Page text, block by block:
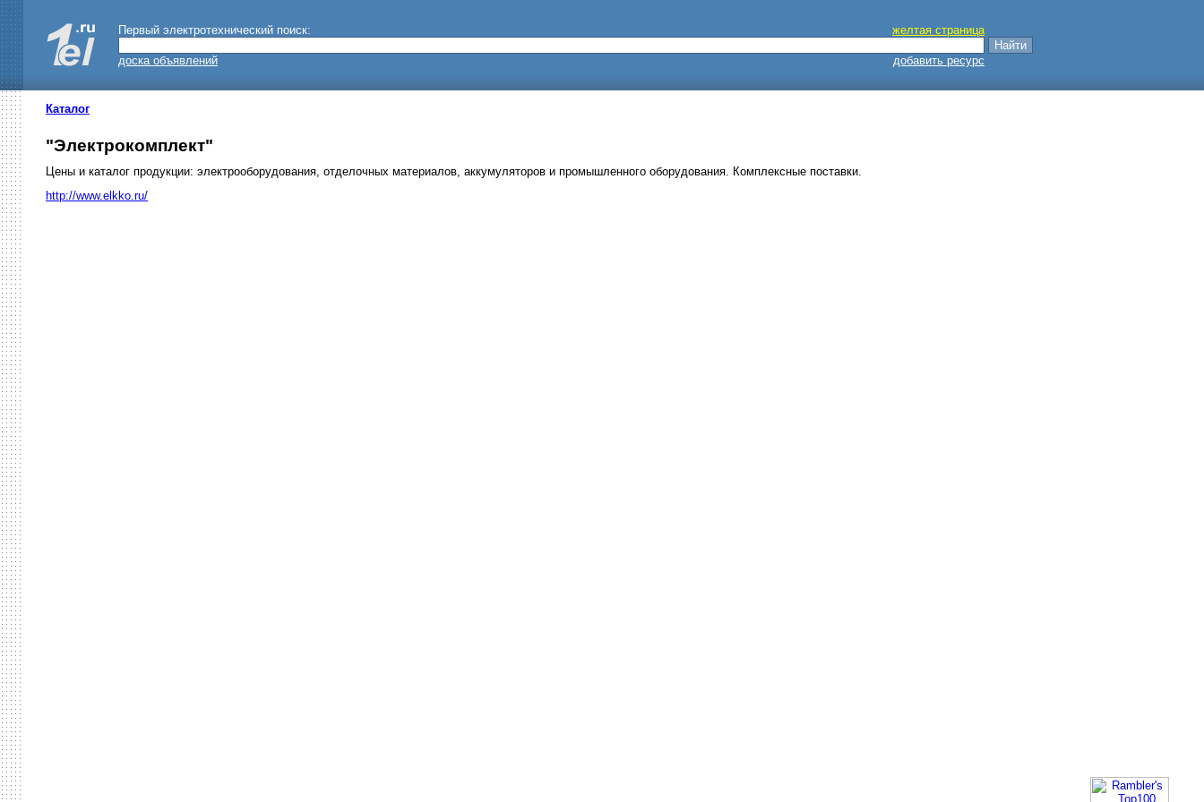
Первый электротехнический поиск: желтая страница
доска объявлений добавить ресурс
Каталог
"Электрокомплект"
Цены и каталог продукции: электрооборудования, отделочных материалов, аккумуляторов и промышленного оборудования. Комплексные поставки.
http://www.elkko.ru/